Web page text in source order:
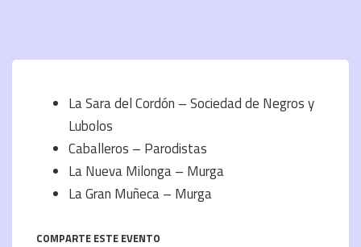
La Sara del Cordón – Sociedad de Negros y
Lubolos
Caballeros – Parodistas
La Nueva Milonga – Murga
La Gran Muñeca – Murga
COMPARTE ESTE EVENTO